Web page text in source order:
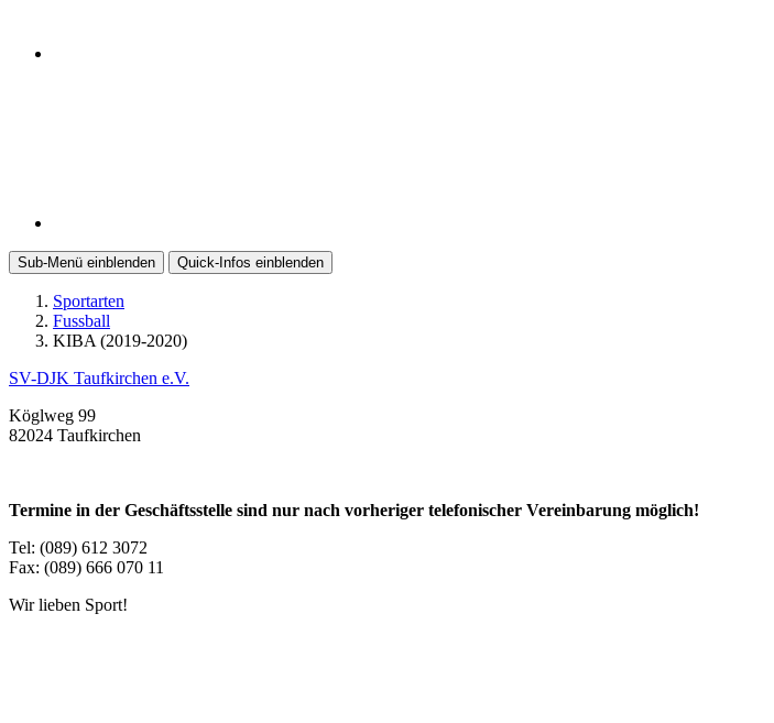
Sub-Menü einblenden Quick-Infos einblenden
Sportarten
Fussball
KIBA (2019-2020)
SV-DJK Taufkirchen e.V.
Köglweg 99
82024 Taufkirchen
Termine in der Geschäftsstelle sind nur nach vorheriger telefonischer Vereinbarung möglich!
Tel: (089) 612 3072
Fax: (089) 666 070 11
Wir lieben Sport!